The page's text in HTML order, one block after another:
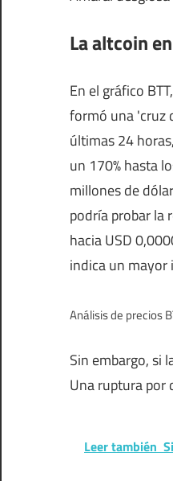
La altcoin
En el gráfico
formó una 'cruz
últimas 24
un 170% hasta
millones de
podría probar la
hacia USD
indica un mayor
Análisis de precios
Sin embargo, si
Una ruptura por
Leer también